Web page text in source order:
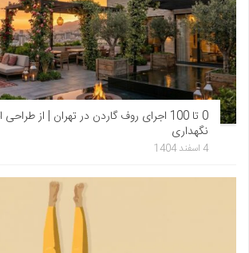
0 تا 100 اجرای روف گاردن در تهران | از
نگهداری
4 اسفند 1404